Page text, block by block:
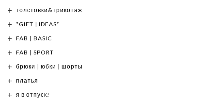
толстовки&трикотаж
*GIFT | IDEAS*
FAB | BASIC
FAB | SPORT
брюки | юбки | шорты
платья
я в отпуск!